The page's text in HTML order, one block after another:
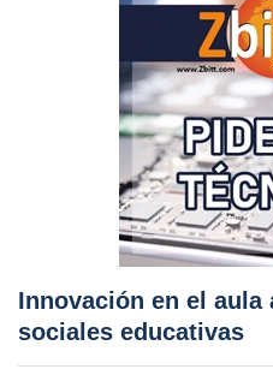
Innovación en el aula
sociales educativas